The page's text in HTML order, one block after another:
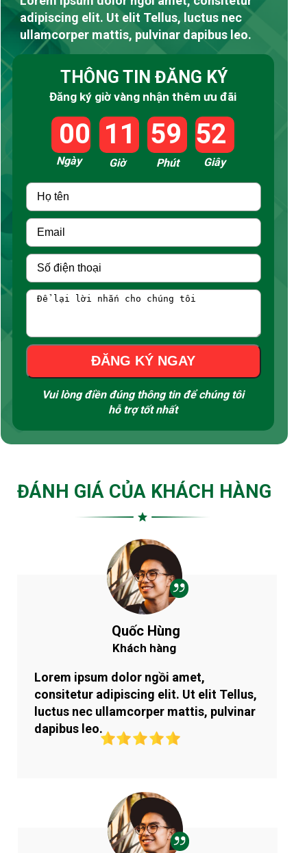
THÔNG TIN ĐĂNG KÝ
Đăng ký giờ vàng nhận thêm ưu đãi
ĐĂNG KÝ NGAY
Ngày Giờ Phút Giây
Vui lòng điền đúng thông tin để chúng tôi
hỗ trợ tốt nhất
00 11 59 50
adipiscing elit. Ut elit Tellus, luctus nec
ullamcorper mattis, pulvinar dapibus leo.
ĐÁNH GIÁ CỦA KHÁCH HÀNG
Quốc Hùng
Khách hàng
Lorem ipsum dolor ngồi amet,
consitetur adipiscing elit. Ut elit Tellus,
luctus nec ullamcorper mattis, pulvinar
dapibus leo.